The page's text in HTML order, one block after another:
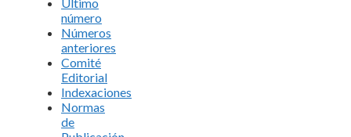
Último
número
Números
anteriores
Comité
Editorial
Indexaciones
Normas
de